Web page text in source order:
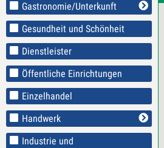
Gastronomie/Unterkunft
Gesundheit und Schönheit
Dienstleister
Öffentliche Einrichtungen
Einzelhandel
Handwerk
Industrie und